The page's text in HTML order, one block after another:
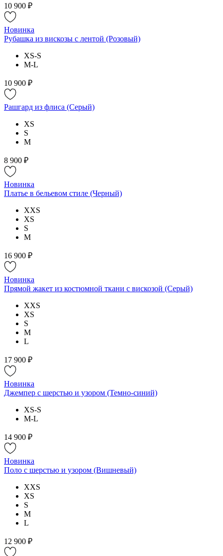
10 900 ₽
Новинка
Рубашка из вискозы с лентой (Розовый)
XS-S
M-L
10 900 ₽
Рашгард из флиса (Серый)
XS
S
M
8 900 ₽
Новинка
Платье в бельевом стиле (Черный)
XXS
XS
S
M
16 900 ₽
Новинка
Прямой жакет из костюмной ткани с вискозой (Серый)
XXS
XS
S
M
L
17 900 ₽
Новинка
Джемпер с шерстью и узором (Темно-синий)
XS-S
M-L
14 900 ₽
Новинка
Поло с шерстью и узором (Вишневый)
XXS
XS
S
M
L
12 900 ₽